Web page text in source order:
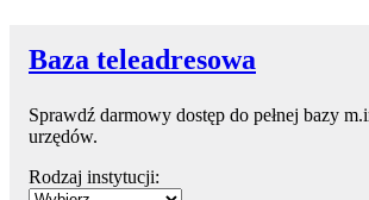
Baza teleadresowa
Sprawdź darmowy dostęp do pełnej bazy
urzędów.
Rodzaj instytucji: